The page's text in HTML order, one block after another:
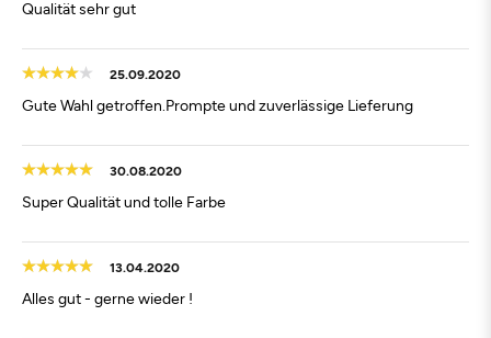
Qualität sehr gut
25.09.2020
Gute Wahl getroffen.Prompte und zuverlässige Lieferung
30.08.2020
Super Qualität und tolle Farbe
13.04.2020
Alles gut - gerne wieder !